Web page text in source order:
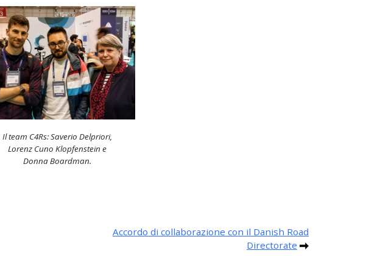
Il team C4Rs: Saverio Delpriori,
Lorenz Cuno Klopfenstein e
Donna Boardman.
Accordo di collaborazione con il Danish Road
Directorate